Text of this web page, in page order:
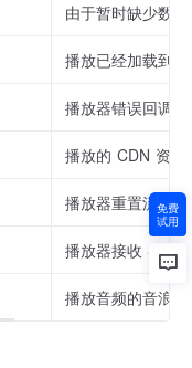
由于暂时缺少数
播放已经加载到
播放器错误回调
播放的 CDN 资源
播放器重置流质
播放器接收 SEI
播放音频的音浪
免费
试用